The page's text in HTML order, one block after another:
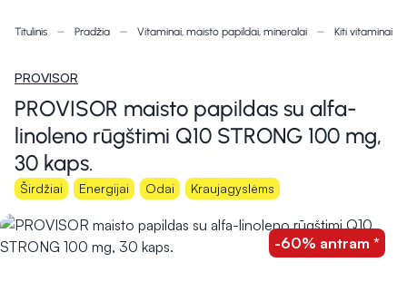
Titulinis Pradžia Vitaminai, maisto papildai, mineralai Kiti vitaminai ir
PROVISOR
PROVISOR maisto papildas su alfa-
linoleno rūgštimi Q10 STRONG 100 mg,
30 kaps.
Širdžiai Energijai Odai Kraujagyslėms
-60% antram *